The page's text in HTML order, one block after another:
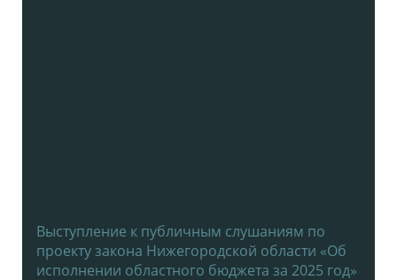
Выступление к публичным слушаниям по
проекту закона Нижегородской области «Об
исполнении областного бюджета за 2025 год»